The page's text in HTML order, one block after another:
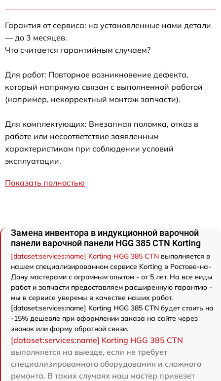
Гарантия от сервиса: на установленные нами детали
— до 3 месяцев.
Что считается гарантийным случаем?
Для работ: Повторное возникновение дефекта,
который напрямую связан с выполненной работой
(например, некорректный монтаж запчасти).
Для комплектующих: Внезапная поломка, отказ в
работе или несоответствие заявленным
характеристикам при соблюдении условий
эксплуатации.
Показать полностью
Замена инвентора в индукционной варочной
панели варочной панели HGG 385 CTN Korting
[dataset:services:name] Korting HGG 385 CTN выполняется в
нашем специализированном сервисе Korting в Ростове-на-
Дону мастерами с огромным опытом - от 5 лет. На все виды
работ и запчасти предоставляем расширенную гарантию -
мы в сервисе уверены в качестве наших работ.
[dataset:services:name] Korting HGG 385 CTN будет стоить на
-15% дешевле при оформлении заказа на сайте через
звонок или форму обратной связи.
[dataset:services:name] Korting HGG 385 CTN
выполняется на выезде, если не требует
специализированного оборудования и сложного
ремонта. В таких случаях наш мастер привезет